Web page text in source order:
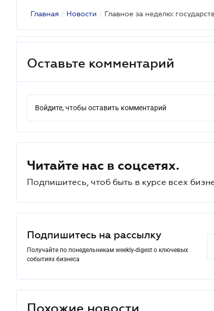
Главная / Новости / Главное за неделю:
Оставьте комментарий
Войдите, чтобы оставить комментарий
Читайте нас в соцсетях.
Подпишитесь, чтоб быть в курсе всех
Подпишитесь на рассылку
Получайте по понедельникам weekly-digest о ключевых
событиях бизнеса
Похожие новости